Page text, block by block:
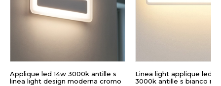
Applique led 14w 3000k antille s
linea light design moderna cromo
Linea light applique led
3000k antille s bianco